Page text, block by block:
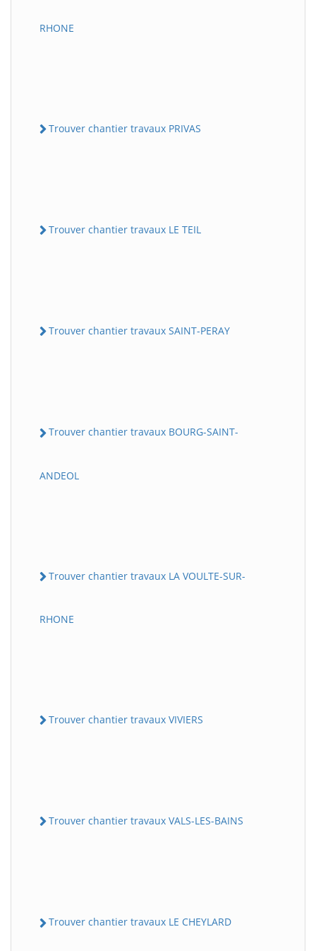
RHONE
Trouver chantier travaux PRIVAS
Trouver chantier travaux LE TEIL
Trouver chantier travaux SAINT-PERAY
Trouver chantier travaux BOURG-SAINT-
ANDEOL
Trouver chantier travaux LA VOULTE-SUR-
RHONE
Trouver chantier travaux VIVIERS
Trouver chantier travaux VALS-LES-BAINS
Trouver chantier travaux LE CHEYLARD